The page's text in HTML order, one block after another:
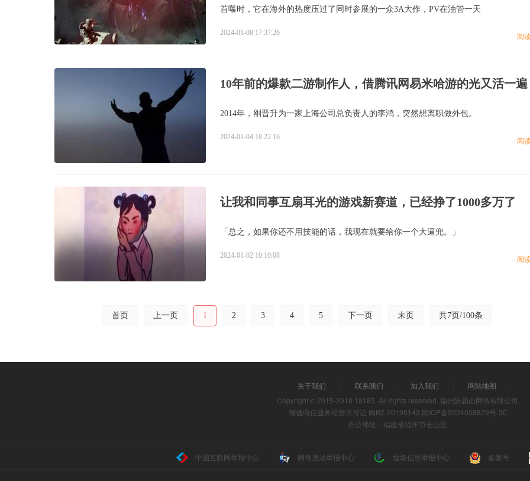
首曝时，它在海外的热度压过了同时参展的一众3A大作，PV在油管一天
2024-01-08 17:37:26 阅
10年前的爆款二游制作人，借腾讯网易米哈游的光又活一遍
2014年，刚晋升为一家上海公司总负责人的李鸿，突然想离职做外包。
2024-01-04 18:22:16 阅
让我和同事互扇耳光的游戏新赛道，已经挣了1000多万了
「总之，如果你还不用技能的话，我现在就要给你一个大逼兜。」
2024-01-02 10:10:08 阅
首页 上一页 1 2 3 4 5 下一页 末页 共7页/100条
关于我们 联系我们 加入我们 网站地图
Copyright © 2015-2018 18183. All rights reserved. 福州妖霸山网络有限公司
增值电信业务经营许可证 闽B2-20190143 闽ICP备2024058879号-30
办公地址：福建省福州市仓山区
中国互联网举报中心 网络违法举报中心 垃圾信息举报中心 备案号